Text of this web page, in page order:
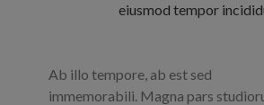
eiusmod tempor
Ab illo tempore, ab est sed
immemorabili. Magna pars